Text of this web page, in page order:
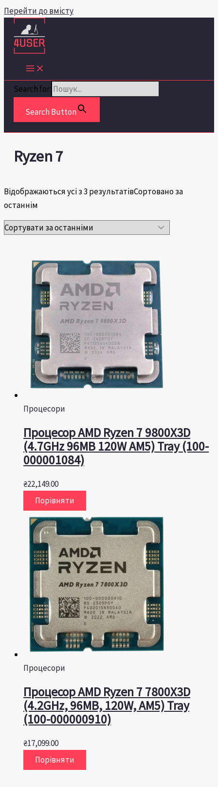
Перейти до вмісту
Search for:
Search Button
Ryzen 7
Відображаються усі з 3 результатівСортовано за
останнім
Процесори
Процесор AMD Ryzen 7 9800X3D
(4.7GHz 96MB 120W AM5) Tray (100-
000001084)
₴22,149.00
Порівняти
Процесори
Процесор AMD Ryzen 7 7800X3D
(4.2GHz, 96MB, 120W, AM5) Tray
(100-000000910)
₴17,099.00
Порівняти